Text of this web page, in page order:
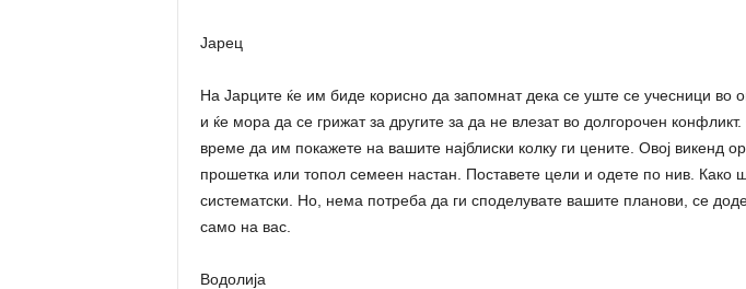
Јарец
На Јарците ќе им биде корисно да запомнат дека се уште се учесници во
и ќе мора да се грижат за другите за да не влезат во долгорочен
време да им покажете на вашите најблиски колку ги цените. Овој викенд
прошетка или топол семеен настан. Поставете цели и одете по нив. Како
систематски. Но, нема потреба да ги споделувате вашите планови, се
само на вас.
Водолија